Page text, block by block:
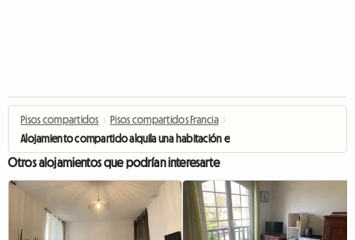
Pisos compartidos › Pisos compartidos Francia ›
Alojamiento compartido alquila una habitación en una villa
Otros alojamientos que podrían interesarte